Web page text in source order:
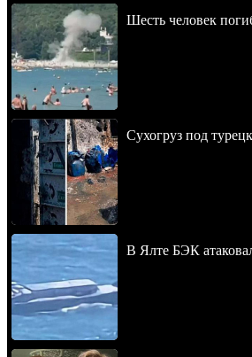
Шесть человек
Сухогруз под
В Ялте БЭК